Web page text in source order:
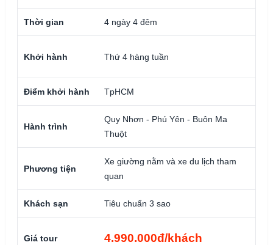
Thời gian 4 ngày 4 đêm
Khởi hành Thứ 4 hàng tuần
Điểm khởi hành TpHCM
Hành trình
Quy Nhơn - Phú Yên - Buôn Ma
Thuột
Phương tiện
Xe giường nằm và xe du lịch tham
quan
Khách sạn Tiêu chuẩn 3 sao
Giá tour 4.990.000đ/khách